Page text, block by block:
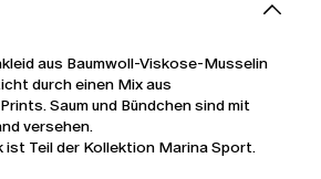
aus Baumwoll-Viskose-Musselin
durch einen Mix aus
Saum und Bündchen sind mit
versehen.
ist Teil der Kollektion Marina Sport.